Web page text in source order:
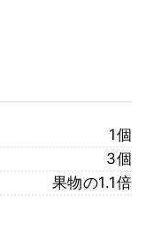
1個
3個
果物の1.1倍